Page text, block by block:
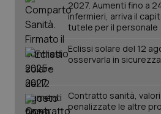
2027. Aumenti fino a
infermieri, arriva il
tutele per il personale
Eclissi solare del 12
osservarla in sicurezza
Contratto sanità,
penalizzate le altre